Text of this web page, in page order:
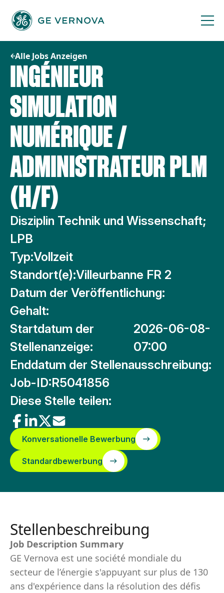
Inhalt
springen
Alle Jobs Anzeigen
INGÉNIEUR
SIMULATION
NUMÉRIQUE /
ADMINISTRATEUR PLM
(H/F)
Disziplin Technik und Wissenschaft;
LPB
Typ:Vollzeit
Standort(e):Villeurbanne FR 2
Datum der Veröffentlichung:
Gehalt:
Startdatum der
Stellenanzeige:
2026-06-08-
07:00
Enddatum der Stellenausschreibung:
Job-ID:R5041856
Diese Stelle teilen:
Konversationelle Bewerbung
Standardbewerbung
Stellenbeschreibung
Job Description Summary
GE Vernova est une société mondiale du
secteur de l’énergie s'appuyant sur plus de 130
ans d'expérience dans la résolution des défis